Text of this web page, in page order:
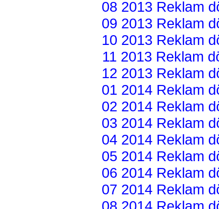
08 2013 Reklam
09 2013 Reklam
10 2013 Reklam
11 2013 Reklam
12 2013 Reklam
01 2014 Reklam
02 2014 Reklam
03 2014 Reklam
04 2014 Reklam
05 2014 Reklam
06 2014 Reklam
07 2014 Reklam